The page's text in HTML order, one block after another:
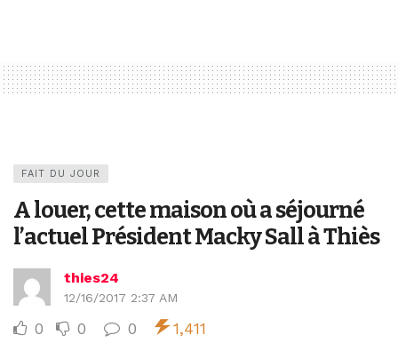
FAIT DU JOUR
A louer, cette maison où a séjourné
l’actuel Président Macky Sall à Thiès
thies24
12/16/2017 2:37 AM
0 0 0 1,411